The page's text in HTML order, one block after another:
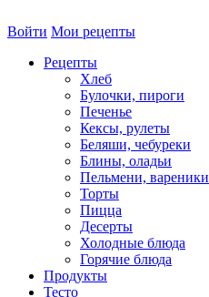
Войти Мои рецепты
Рецепты
Хлеб
Булочки, пироги
Печенье
Кексы, рулеты
Беляши, чебуреки
Блины, оладьи
Пельмени, вареники
Торты
Пицца
Десерты
Холодные блюда
Горячие блюда
Продукты
Тесто